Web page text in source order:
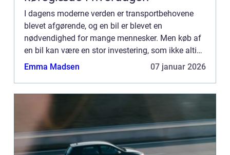
I dagens moderne verden er transportbehovene
blevet afgørende, og en bil er blevet en
nødvendighed for mange mennesker. Men køb af
en bil kan være en stor investering, som ikke altid
er en mulighed for alle. Det er her, leasing bliver en
Emma Madsen 07 januar 2026